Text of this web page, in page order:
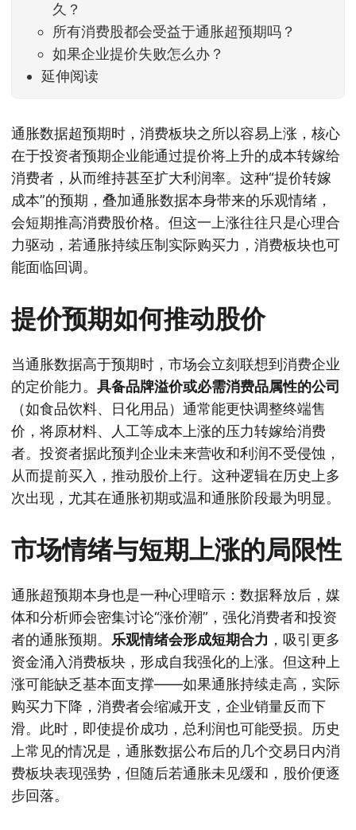
久？
所有消费股都会受益于通胀超预期吗？
如果企业提价失败怎么办？
延伸阅读
通胀数据超预期时，消费板块之所以容易上涨，核心
在于投资者预期企业能通过提价将上升的成本转嫁给
消费者，从而维持甚至扩大利润率。这种“提价转嫁
成本”的预期，叠加通胀数据本身带来的乐观情绪，
会短期推高消费股价格。但这一上涨往往只是心理合
力驱动，若通胀持续压制实际购买力，消费板块也可
能面临回调。
提价预期如何推动股价
当通胀数据高于预期时，市场会立刻联想到消费企业
的定价能力。 具备品牌溢价或必需消费品属性的公司
（如食品饮料、日化用品）通常能更快调整终端售
价，将原材料、人工等成本上涨的压力转嫁给消费
者。投资者据此预判企业未来营收和利润不受侵蚀，
从而提前买入，推动股价上行。这种逻辑在历史上多
次出现，尤其在通胀初期或温和通胀阶段最为明显。
市场情绪与短期上涨的局限性
通胀超预期本身也是一种心理暗示：数据释放后，媒
体和分析师会密集讨论“涨价潮”，强化消费者和投资
者的通胀预期。 乐观情绪会形成短期合力 ，吸引更多
资金涌入消费板块，形成自我强化的上涨。但这种上
涨可能缺乏基本面支撑——如果通胀持续走高，实际
购买力下降，消费者会缩减开支，企业销量反而下
滑。此时，即使提价成功，总利润也可能受损。历史
上常见的情况是，通胀数据公布后的几个交易日内消
费板块表现强势，但随后若通胀未见缓和，股价便逐
步回落。